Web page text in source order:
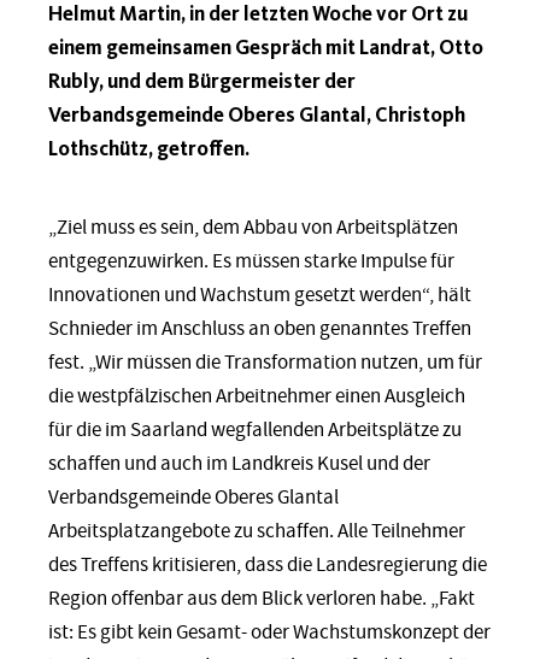
Helmut Martin, in der letzten Woche vor Ort zu
einem gemeinsamen Gespräch mit Landrat, Otto
Rubly, und dem Bürgermeister der
Verbandsgemeinde Oberes Glantal, Christoph
Lothschütz, getroffen.
„Ziel muss es sein, dem Abbau von Arbeitsplätzen
entgegenzuwirken. Es müssen starke Impulse für
Innovationen und Wachstum gesetzt werden“, hält
Schnieder im Anschluss an oben genanntes Treffen
fest. „Wir müssen die Transformation nutzen, um für
die westpfälzischen Arbeitnehmer einen Ausgleich
für die im Saarland wegfallenden Arbeitsplätze zu
schaffen und auch im Landkreis Kusel und der
Verbandsgemeinde Oberes Glantal
Arbeitsplatzangebote zu schaffen. Alle Teilnehmer
des Treffens kritisieren, dass die Landesregierung die
Region offenbar aus dem Blick verloren habe. „Fakt
ist: Es gibt kein Gesamt- oder Wachstumskonzept der